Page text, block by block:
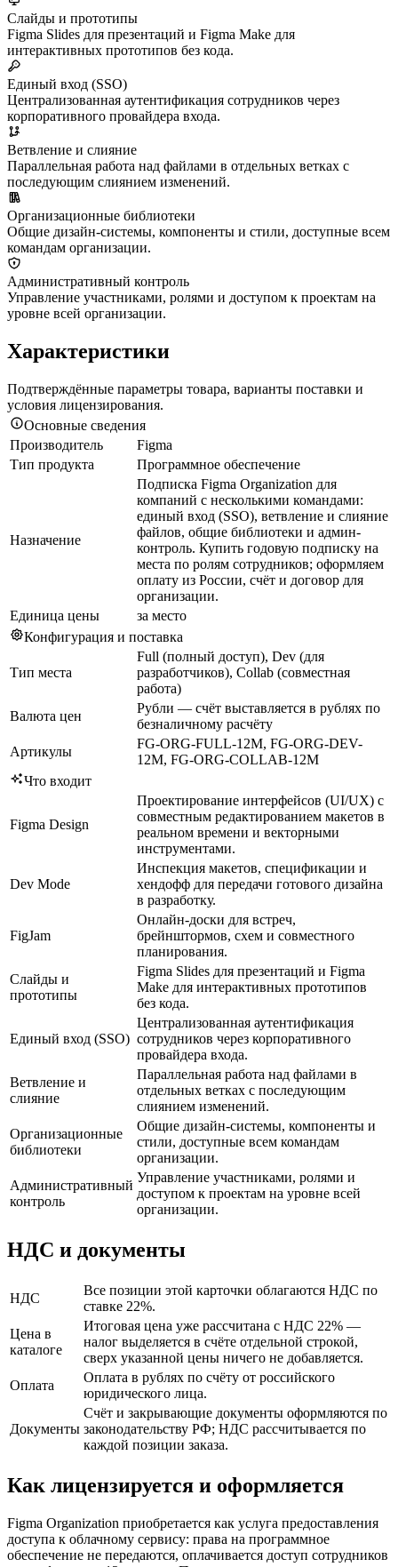
Слайды и прототипы
Figma Slides для презентаций и Figma Make для
интерактивных прототипов без кода.
Единый вход (SSO)
Централизованная аутентификация сотрудников через
корпоративного провайдера входа.
Ветвление и слияние
Параллельная работа над файлами в отдельных ветках с
последующим слиянием изменений.
Организационные библиотеки
Общие дизайн-системы, компоненты и стили, доступные всем
командам организации.
Административный контроль
Управление участниками, ролями и доступом к проектам на
уровне всей организации.
Характеристики
Подтверждённые параметры товара, варианты поставки и
условия лицензирования.
Основные сведения
Производитель
Figma
Тип продукта
Программное обеспечение
Назначение
Подписка Figma Organization для
компаний с несколькими командами:
единый вход (SSO), ветвление и слияние
файлов, общие библиотеки и админ-
контроль. Купить годовую подписку на
места по ролям сотрудников; оформляем
оплату из России, счёт и договор для
организации.
Единица цены
за место
Конфигурация и поставка
Тип места
Full (полный доступ), Dev (для
разработчиков), Collab (совместная
работа)
Валюта цен
Рубли — счёт выставляется в рублях по
безналичному расчёту
Артикулы
FG-ORG-FULL-12M, FG-ORG-DEV-
12M, FG-ORG-COLLAB-12M
Что входит
Figma Design
Проектирование интерфейсов (UI/UX) с
совместным редактированием макетов в
реальном времени и векторными
инструментами.
Dev Mode
Инспекция макетов, спецификации и
хендофф для передачи готового дизайна
в разработку.
FigJam
Онлайн-доски для встреч,
брейнштормов, схем и совместного
планирования.
Слайды и
прототипы
Figma Slides для презентаций и Figma
Make для интерактивных прототипов
без кода.
Единый вход (SSO)
Централизованная аутентификация
сотрудников через корпоративного
провайдера входа.
Ветвление и
слияние
Параллельная работа над файлами в
отдельных ветках с последующим
слиянием изменений.
Организационные
библиотеки
Общие дизайн-системы, компоненты и
стили, доступные всем командам
организации.
Административный
контроль
Управление участниками, ролями и
доступом к проектам на уровне всей
организации.
НДС и документы
НДС
Все позиции этой карточки облагаются НДС по
ставке 22%.
Цена в
каталоге
Итоговая цена уже рассчитана с НДС 22% —
налог выделяется в счёте отдельной строкой,
сверх указанной цены ничего не добавляется.
Оплата
Оплата в рублях по счёту от российского
юридического лица.
Документы
Счёт и закрывающие документы оформляются по
законодательству РФ; НДС рассчитывается по
каждой позиции заказа.
Как лицензируется и оформляется
Figma Organization приобретается как услуга предоставления
доступа к облачному сервису: права на программное
обеспечение не передаются, оплачивается доступ сотрудников